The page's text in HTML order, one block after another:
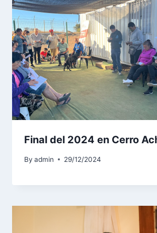
Final del 2024 en Cerro
By admin 29/12/2024